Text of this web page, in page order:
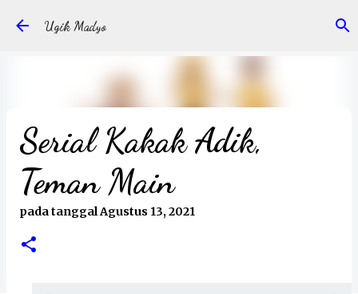
Ugik Madyo
Serial Kakak Adik,
Teman Main
pada tanggalAgustus 13, 2021